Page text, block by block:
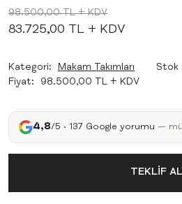
83.725,00 TL + KDV
98.500,00 TL+ KDV
Kategori Makam Takımları Stok
Fiyat
98.500,00 TL + KDV
4,8/5 · 137 Google yorumu —
TEKLİF AL